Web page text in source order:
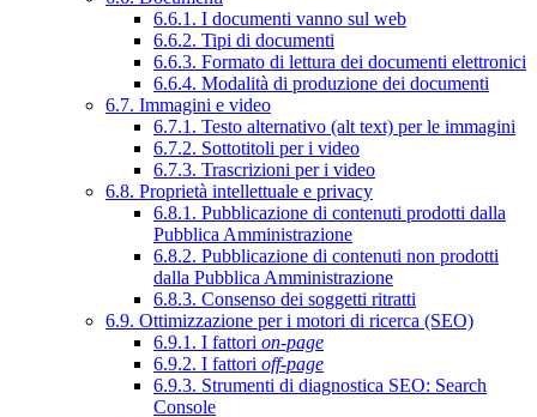
6.6.1. I documenti vanno sul web
6.6.2. Tipi di documenti
6.6.3. Formato di lettura dei documenti elettronici
6.6.4. Modalità di produzione dei documenti
6.7. Immagini e video
6.7.1. Testo alternativo (alt text) per le immagini
6.7.2. Sottotitoli per i video
6.7.3. Trascrizioni per i video
6.8. Proprietà intellettuale e privacy
6.8.1. Pubblicazione di contenuti prodotti dalla
Pubblica Amministrazione
6.8.2. Pubblicazione di contenuti non prodotti
dalla Pubblica Amministrazione
6.8.3. Consenso dei soggetti ritratti
6.9. Ottimizzazione per i motori di ricerca (SEO)
6.9.1. I fattori on-page
6.9.2. I fattori off-page
6.9.3. Strumenti di diagnostica SEO: Search
Console